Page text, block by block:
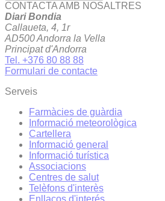
CONTACTA AMB NOSALTRES
Diari Bondia
Callaueta, 4, 1r
AD500 Andorra la Vella
Principat d'Andorra
Tel. +376 80 88 88
Formulari de contacte
Serveis
Farmàcies de guàrdia
Informació meteorològica
Cartellera
Informació general
Informació turística
Associacions
Centres de salut
Telèfons d'interès